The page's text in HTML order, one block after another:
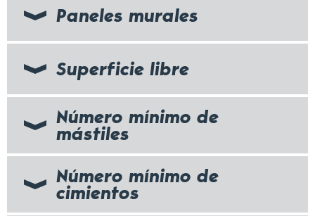
Paneles murales
Superficie libre
Número mínimo de
mástiles
Número mínimo de
cimientos